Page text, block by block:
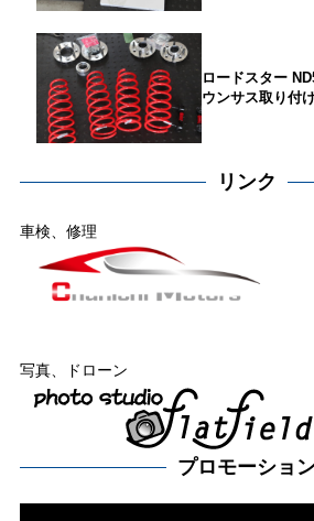
ロードスター
ウンサス取り付
リンク
車検、修理
写真、ドローン
プロモーショ